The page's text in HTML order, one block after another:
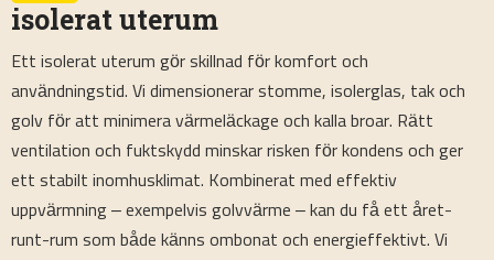
isolerat uterum
Ett isolerat uterum gör skillnad för komfort och
användningstid. Vi dimensionerar stomme, isolerglas, tak och
golv för att minimera värmeläckage och kalla broar. Rätt
ventilation och fuktskydd minskar risken för kondens och ger
ett stabilt inomhusklimat. Kombinerat med effektiv
uppvärmning – exempelvis golvvärme – kan du få ett året-
runt-rum som både känns ombonat och energieffektivt. Vi